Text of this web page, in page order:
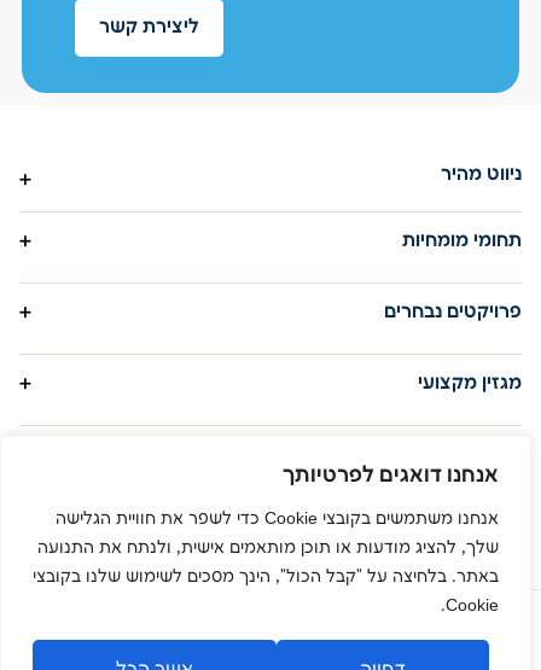
אנחנו דואגים לפרטיותך
אנחנו משתמשים בקובצי Cookie כדי לשפר את חוויית הגלישה
שלך, להציג מודעות או תוכן מותאמים אישית, ולנתח את התנועה
באתר. בלחיצה על "קבל הכול", הינך מסכים לשימוש שלנו בקובצי
Cookie.
ליצירת קשר
ניווט מהיר
מגזין מקצועי
יצירת קשר
תחומי מומחיות
תשתית תקשורת אלחוטית
מערכות מתח נמוך
פרויקטים נבחרים
קמפוס ג'נרל מוטורס
מגזין מקצועי
קרא עוד »
קרא עוד »
הצהרת נגישות מדיניות פרטיות